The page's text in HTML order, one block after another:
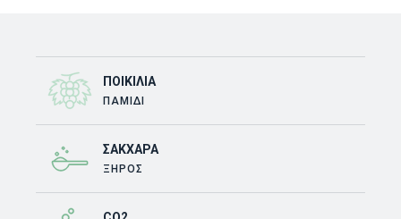
ΠΟΙΚΙΛΊΑ
ΠΑΜΊΔΙ
ΣΆΚΧΑΡΑ
ΞΗΡΟΣ